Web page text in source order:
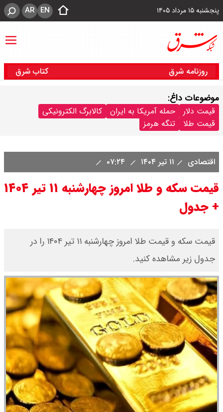
پنجشنبه ۱۵ مرداد ۱۴۰۵ EN
AR
روزنامه شرق کتاب شرق
موضوعات داغ:
قیمت دلار حمله آمریکا به ایران
کالابرگ الکترونیکی
قیمت طلا
تنگه هرمز
اقتصادی ۱۱ تیر ۱۴۰۴
قیمت سکه و طلا امروز چهارشنبه ۱۱ تیر ۱۴۰۴
+ جدول
قیمت سکه و قیمت طلا امروز چهارشنبه ۱۱ تیر ۱۴۰۴ را در
جدول زیر مشاهده کنید.